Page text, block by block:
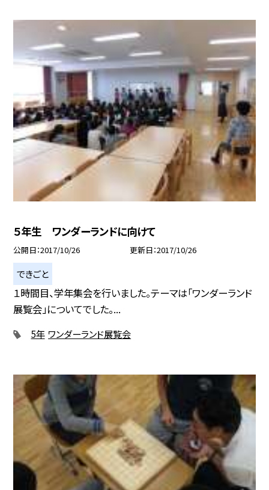
５年生 ワンダーランドに向けて
公開日 2017/10/26 更新日 2017/10/26
できごと
１時間目、学年集会を行いました。テーマは「ワンダーランド
展覧会」についてでした。...
5年 ワンダーランド展覧会